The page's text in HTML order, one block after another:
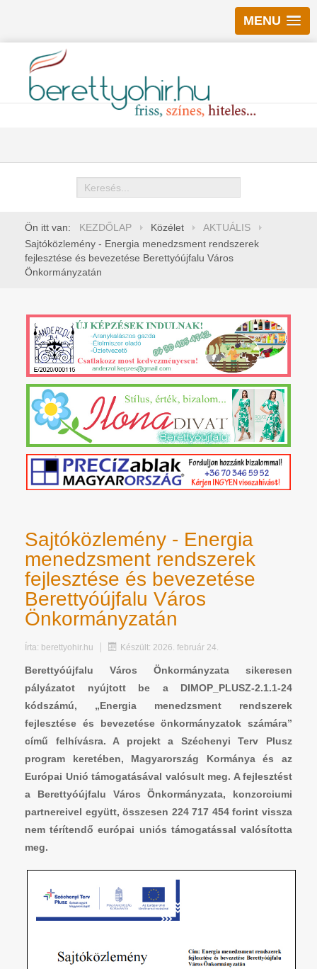
MENU
Keresés
Ön itt van: KEZDŐLAP Közélet
AKTUÁLIS
Sajtóközlemény - Energia menedzsment rendszerek
fejlesztése és bevezetése Berettyóújfalu Város
Önkormányzatán
Sajtóközlemény - Energia
menedzsment rendszerek
fejlesztése és bevezetése
Berettyóújfalu Város
Önkormányzatán
Írta: berettyohir.hu Készült: 2026. február 24.
Berettyóújfalu Város Önkormányzata sikeresen
pályázatot nyújtott be a DIMOP_PLUSZ-2.1.1-24
kódszámú, „Energia menedzsment rendszerek
fejlesztése és bevezetése önkormányzatok számára”
című felhívásra. A projekt a Széchenyi Terv Plusz
program keretében, Magyarország Kormánya és az
Európai Unió támogatásával valósult meg. A fejlesztést
a Berettyóújfalu Város Önkormányzata, konzorciumi
partnereivel együtt, összesen 224 717 454 forint vissza
nem térítendő európai uniós támogatással valósította
meg.